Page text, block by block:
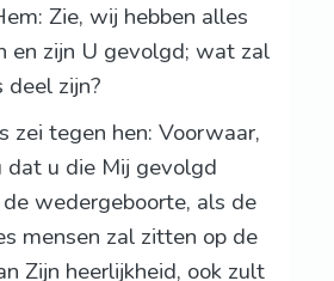
Zie, wij hebben alles
en zijn U gevolgd; wat zal
deel zijn?
zei tegen hen: Voorwaar,
dat u die Mij gevolgd
wedergeboorte, als de
mensen zal zitten op de
Zijn heerlijkheid, ook zult